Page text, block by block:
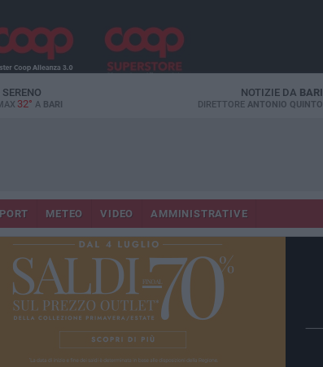
32° A BARI
NOTIZIE DA BARI
DIRETTORE ANTONIO QUINTO
METEO VIDEO AMMINISTRATIVE